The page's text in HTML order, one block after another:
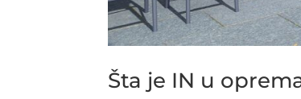
Šta je IN u